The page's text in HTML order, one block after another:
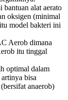
bantuan alat aerato
oksigen (minimal
model bakteri ini
Aerob dimana
itu tinggal
optimal dalam
bisa
anaerob)